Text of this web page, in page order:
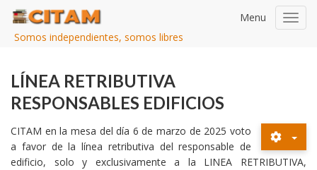
Somos independientes, somos libres
Menu
LÍNEA RETRIBUTIVA
RESPONSABLES EDIFICIOS
CITAM en la mesa del día 6 de marzo de 2025 voto
a favor de la línea retributiva del responsable de
edificio, solo y exclusivamente a la LINEA RETRIBUTIVA,